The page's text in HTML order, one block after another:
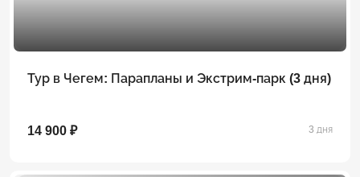
Тур в Чегем: Парапланы и Экстрим-парк (3 дня)
14 900 ₽ 3 дня